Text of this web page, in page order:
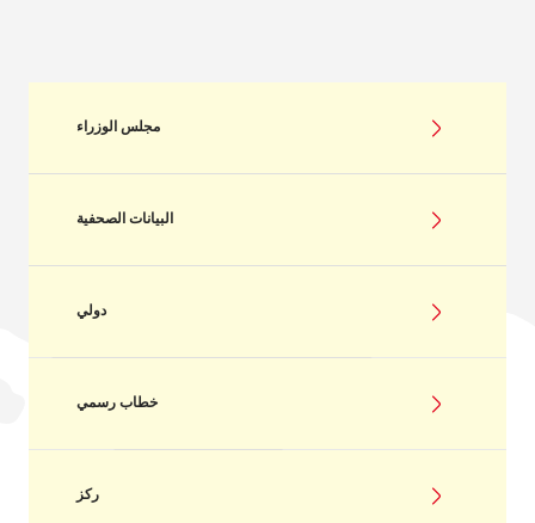
مجلس الوزراء
البيانات الصحفية
دولي
خطاب رسمي
ركز